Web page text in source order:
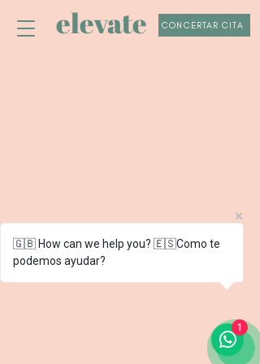
elevate CONCERTAR CITA
CHIROPRACTIC. HECHO CON
AMOR Y MUCHO CAFÉ
🇬🇧 How can we help you? 🇪🇸Como te
podemos ayudar?
1